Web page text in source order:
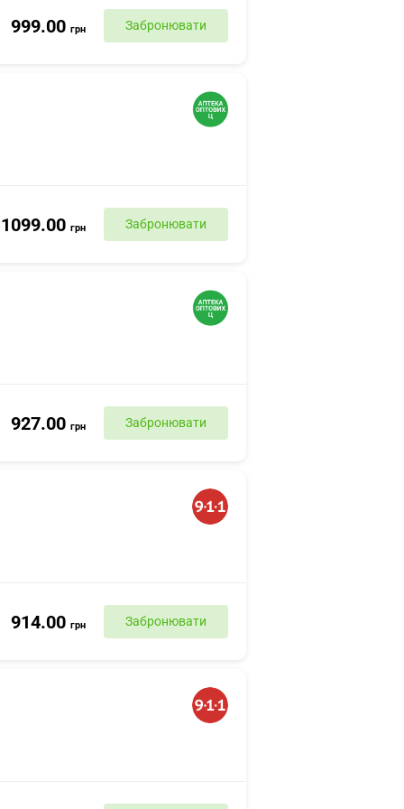
999.00 грн Забронювати
1099.00 грн Забронювати
927.00 грн Забронювати
914.00 грн Забронювати